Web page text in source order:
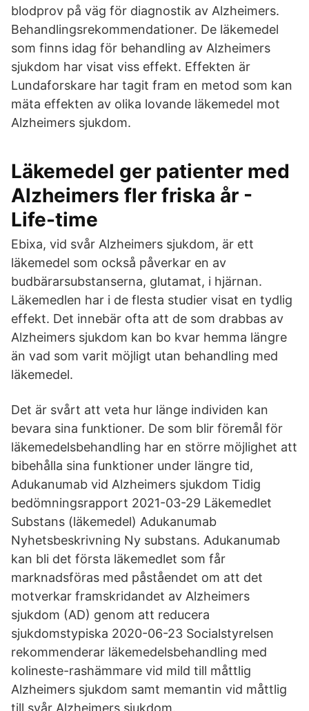
blodprov på väg för diagnostik av Alzheimers.
Behandlingsrekommendationer. De läkemedel
som finns idag för behandling av Alzheimers
sjukdom har visat viss effekt. Effekten är
Lundaforskare har tagit fram en metod som kan
mäta effekten av olika lovande läkemedel mot
Alzheimers sjukdom.
Läkemedel ger patienter med
Alzheimers fler friska år -
Life-time
Ebixa, vid svår Alzheimers sjukdom, är ett
läkemedel som också påverkar en av
budbärarsubstanserna, glutamat, i hjärnan.
Läkemedlen har i de flesta studier visat en tydlig
effekt. Det innebär ofta att de som drabbas av
Alzheimers sjukdom kan bo kvar hemma längre
än vad som varit möjligt utan behandling med
läkemedel.
Det är svårt att veta hur länge individen kan
bevara sina funktioner. De som blir föremål för
läkemedelsbehandling har en större möjlighet att
bibehålla sina funktioner under längre tid,
Adukanumab vid Alzheimers sjukdom Tidig
bedömningsrapport 2021-03-29 Läkemedlet
Substans (läkemedel) Adukanumab
Nyhetsbeskrivning Ny substans. Adukanumab
kan bli det första läkemedlet som får
marknadsföras med påståendet om att det
motverkar framskridandet av Alzheimers
sjukdom (AD) genom att reducera
sjukdomstypiska 2020-06-23 Socialstyrelsen
rekommenderar läkemedelsbehandling med
kolineste-rashämmare vid mild till måttlig
Alzheimers sjukdom samt memantin vid måttlig
till svår Alzheimers sjukdom.